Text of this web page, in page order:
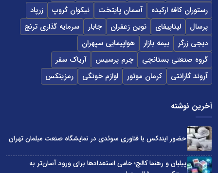
رستوران کافه ارکیده
آسمان پایتخت نیکوان گروپ
زرپاد
پرسال
لپتاپیفای نوین زعفران جابار
سرمایه گذاری ترنج
دیجی زرگر
بیمه بازار
هواپیمایی سپهران
گروه صنعتی بستانچی
چرم پرسیس
آریاک سفر
آروند گارانتی
کرمان موتور لوازم خونگی رمزینکس
آخرین نوشته
حضور ایندکس با فناوری سوئدی در نمایشگاه صنعت مبلمان تهران
پیلبان و رهنما کالج؛ حامی استعدادها برای ورود آسان‌تر به